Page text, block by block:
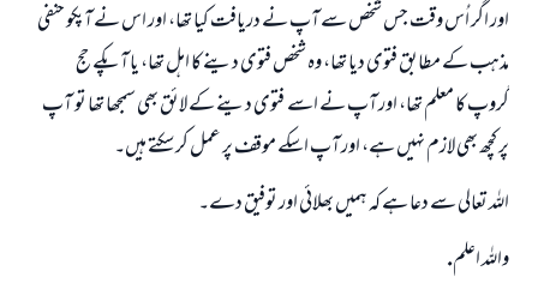
اور اگر اُس وقت جس شخص سے آپ نے دریافت کیا تھا، اور اس نے آپکو حنفی
مذہب کے مطابق فتوی دیا تھا، وہ شخص فتوی دینے کا اہل تھا، یا آپکے حج
گروپ کا معلم تھا، اور آپ نے اسے فتوی دینے کے لائق بھی سمجھا تھا تو آپ
پر کچھ بھی لازم نہیں ہے، اور آپ اسکے موقف پر عمل کر سکتے ہیں۔
اللہ تعالی سے دعا ہے کہ ہمیں بھلائی اور توفیق دے۔
واللہ اعلم.